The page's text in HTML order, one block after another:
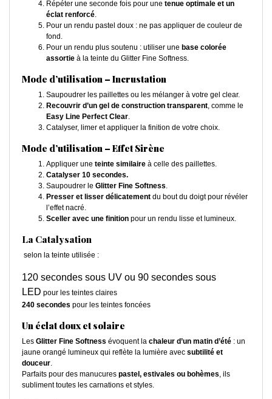
Répéter une seconde fois pour une tenue optimale et un
éclat renforcé.
Pour un rendu pastel doux : ne pas appliquer de couleur de
fond.
Pour un rendu plus soutenu : utiliser une base colorée
assortie à la teinte du Glitter Fine Softness.
Mode d’utilisation – Incrustation
Saupoudrer les paillettes ou les mélanger à votre gel clear.
Recouvrir d’un gel de construction transparent, comme le
Easy Line Perfect Clear.
Catalyser, limer et appliquer la finition de votre choix.
Mode d’utilisation – Effet Sirène
Appliquer une teinte similaire à celle des paillettes.
Catalyser 10 secondes.
Saupoudrer le Glitter Fine Softness.
Presser et lisser délicatement du bout du doigt pour révéler
l’effet nacré.
Sceller avec une finition pour un rendu lisse et lumineux.
La Catalysation
selon la teinte utilisée :
120 secondes sous UV ou 90 secondes sous
LED pour les teintes claires
240 secondes pour les teintes foncées
Un éclat doux et solaire
Les Glitter Fine Softness évoquent la chaleur d’un matin d’été : un
jaune orangé lumineux qui reflète la lumière avec subtilité et
douceur.
Parfaits pour des manucures pastel, estivales ou bohèmes, ils
subliment toutes les carnations et styles.